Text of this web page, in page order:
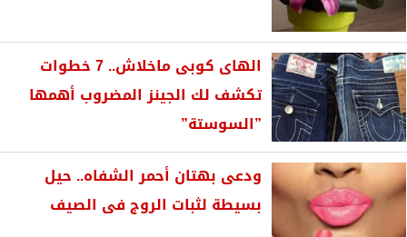
الهاى كوبى ماخلاش.. 7 خطوات
تكشف لك الجينز المضروب أهمها
”السوستة”
ودعى بهتان أحمر الشفاه.. حيل
بسيطة لثبات الروج فى الصيف